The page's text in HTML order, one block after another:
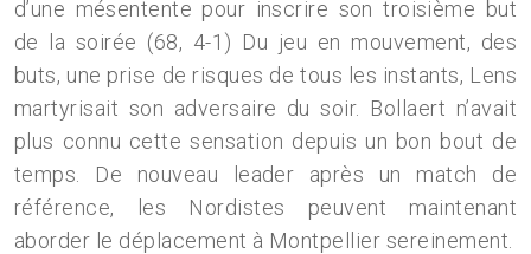
d’une mésentente pour inscrire son troisième but
de la soirée (68, 4-1) Du jeu en mouvement, des
buts, une prise de risques de tous les instants, Lens
martyrisait son adversaire du soir. Bollaert n’avait
plus connu cette sensation depuis un bon bout de
temps. De nouveau leader après un match de
référence, les Nordistes peuvent maintenant
aborder le déplacement à Montpellier sereinement.